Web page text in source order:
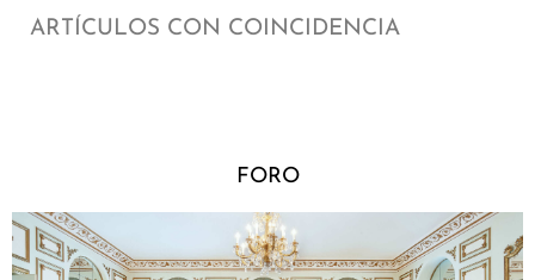
ARTÍCULOS CON COINCIDENCIA
FORO